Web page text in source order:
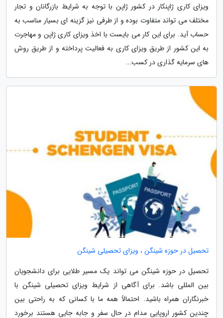
ویزای کاری ژاپنکار در کشور ژاپن با توجه به شرایط بازرگانان و تجار
مختلف می تواند متفاوت بوده و از طرفی نیز گزینه ای بسیار مناسب به
حساب آید. برای این کار می بایست با اخذ ویزای کاری ژاپن و مهاجرت
به این کشور از طریق ویزای کاری به فعالیت پرداخته و از طریق روش
های سرمایه گذاری در کسب...
تحصیل در حوزه شینگن ، ویزای تحصیلی شینگن
تحصیل در حوزه شینگن می تواند یک مسیر طلایی برای دانشجویان
بین المللی باشد. برای آگاهی از شرایط ویزای تحصیلی شینگن با
خبرنگاران همراه باشید. احتمالاً همه ما با کسانی که به راحتی بین
چندین کشور اروپایی مدام در حال سفر و جابه جایی هستند برخورد